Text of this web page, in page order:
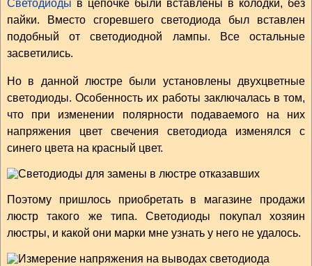
Светодиоды в цепочке были вставлены в колодки, без
пайки. Вместо сгоревшего светодиода был вставлен
подобный от светодиодной лампы. Все остальные
засветились.
Но в данной люстре были установлены двухцветные
светодиоды. Особенность их работы заключалась в том,
что при изменении полярности подаваемого на них
напряжения цвет свечения светодиода изменялся с
синего цвета на красный цвет.
Поэтому пришлось приобретать в магазине продажи
люстр такого же типа. Светодиоды покупал хозяин
люстры, и какой они марки мне узнать у него не удалось.